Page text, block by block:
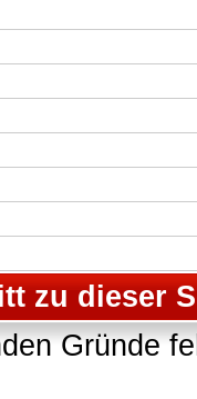
zu dieser
Gründe